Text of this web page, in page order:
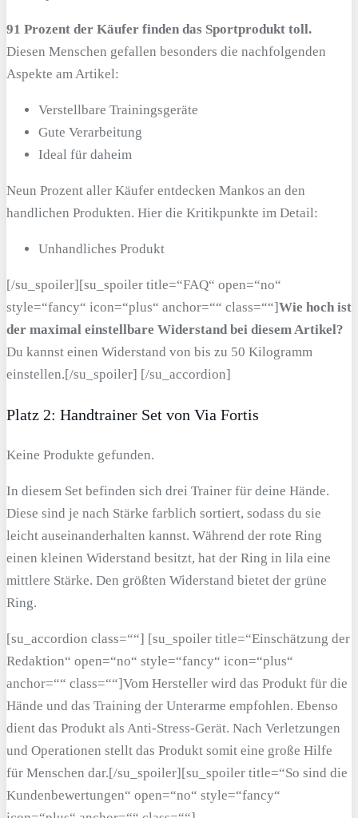
91 Prozent der Käufer finden das Sportprodukt toll.
Diesen Menschen gefallen besonders die nachfolgenden
Aspekte am Artikel:
Verstellbare Trainingsgeräte
Gute Verarbeitung
Ideal für daheim
Neun Prozent aller Käufer entdecken Mankos an den
handlichen Produkten. Hier die Kritikpunkte im Detail:
Unhandliches Produkt
[/su_spoiler][su_spoiler title=“FAQ“ open=“no“
style=“fancy“ icon=“plus“ anchor=““ class=““]Wie hoch ist
der maximal einstellbare Widerstand bei diesem Artikel?
Du kannst einen Widerstand von bis zu 50 Kilogramm
einstellen.[/su_spoiler] [/su_accordion]
Platz 2: Handtrainer Set von Via Fortis
Keine Produkte gefunden.
In diesem Set befinden sich drei Trainer für deine Hände.
Diese sind je nach Stärke farblich sortiert, sodass du sie
leicht auseinanderhalten kannst. Während der rote Ring
einen kleinen Widerstand besitzt, hat der Ring in lila eine
mittlere Stärke. Den größten Widerstand bietet der grüne
Ring.
[su_accordion class=““] [su_spoiler title=“Einschätzung der
Redaktion“ open=“no“ style=“fancy“ icon=“plus“
anchor=““ class=““]Vom Hersteller wird das Produkt für die
Hände und das Training der Unterarme empfohlen. Ebenso
dient das Produkt als Anti-Stress-Gerät. Nach Verletzungen
und Operationen stellt das Produkt somit eine große Hilfe
für Menschen dar.[/su_spoiler][su_spoiler title=“So sind die
Kundenbewertungen“ open=“no“ style=“fancy“